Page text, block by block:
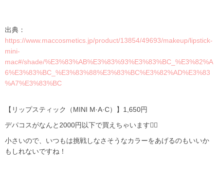
出典：
https://www.maccosmetics.jp/product/13854/49693/makeup/lipstick-
mini-
mac#/shade/%E3%83%AB%E3%83%93%E3%83%BC_%E3%82%A
6%E3%83%BC_%E3%83%88%E3%83%BC%E3%82%AD%E3%83
%A7%E3%83%BC
【リップスティック（MINI M·A·C）】1,650円
デパコスがなんと2000円以下で買えちゃいます✊🏻
小さいので、いつもは挑戦しなさそうなカラーをあげるのもいいか
もしれないですね！